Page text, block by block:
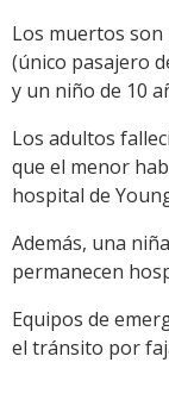
Los muertos
(único pasajero
y un niño de 10
Los adultos
que el menor
hospital de
Además, una
permanecen
Equipos de
el tránsito por